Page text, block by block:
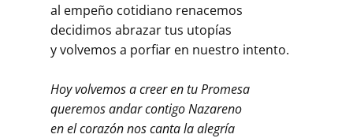
al empeño cotidiano renacemos
decidimos abrazar tus utopías
y volvemos a porfiar en nuestro intento.
Hoy volvemos a creer en tu Promesa
queremos andar contigo Nazareno
en el corazón nos canta la alegría